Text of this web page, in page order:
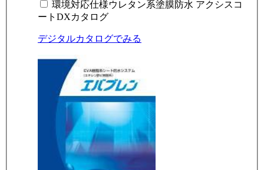
環境対応仕様ウレタン系塗膜防水 アクシスコ
ートDXカタログ
デジタルカタログでみる